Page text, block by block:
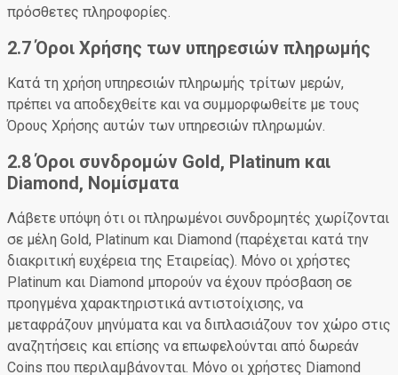
πρόσθετες πληροφορίες.
2.7 Όροι Χρήσης των υπηρεσιών πληρωμής
Κατά τη χρήση υπηρεσιών πληρωμής τρίτων μερών,
πρέπει να αποδεχθείτε και να συμμορφωθείτε με τους
Όρους Χρήσης αυτών των υπηρεσιών πληρωμών.
2.8 Όροι συνδρομών Gold, Platinum και
Diamond, Νομίσματα
Λάβετε υπόψη ότι οι πληρωμένοι συνδρομητές χωρίζονται
σε μέλη Gold, Platinum και Diamond (παρέχεται κατά την
διακριτική ευχέρεια της Εταιρείας). Μόνο οι χρήστες
Platinum και Diamond μπορούν να έχουν πρόσβαση σε
προηγμένα χαρακτηριστικά αντιστοίχισης, να
μεταφράζουν μηνύματα και να διπλασιάζουν τον χώρο στις
αναζητήσεις και επίσης να επωφελούνται από δωρεάν
Coins που περιλαμβάνονται. Μόνο οι χρήστες Diamond